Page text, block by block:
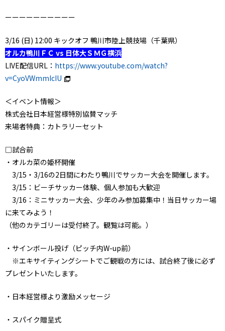
ーーーーーーーーーー
3/16 (日) 12:00 キックオフ 鴨川市陸上競技場（千葉県）
オルカ鴨川ＦＣ vs 日体大ＳＭＧ横浜
LIVE配信URL： https://www.youtube.com/watch?
v=CyoVWmmIcIU
＜イベント情報＞
株式会社日本経営様特別協賛マッチ
来場者特典：カトラリーセット
□試合前
・オルカ菜の姫杯開催
3/15・3/16の2日間にわたり鴨川でサッカー大会を開催します。
3/15：ビーチサッカー体験、個人参加も大歓迎
3/16：ミニサッカー大会、少年のみ参加募集中！当日サッカー場
に来てみよう！
（他のカテゴリーは受付終了。観覧は可能。）
・サインボール投げ（ピッチ内W-up前）
※エキサイティングシートでご観戦の方には、試合終了後に必ず
プレゼントいたします。
・日本経営様より激励メッセージ
・スパイク贈呈式